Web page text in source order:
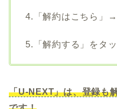
4.「解約はこちら」→
5.「解約する」をタ
「U-NEXT」は、登録も